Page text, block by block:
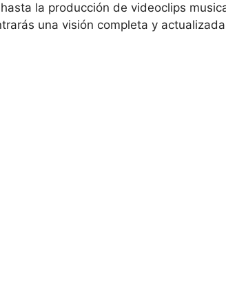
la producción de videoclips
una visión completa y